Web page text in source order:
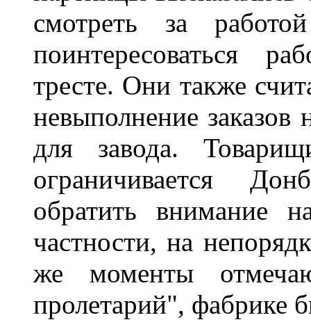
смотреть за
поинтересоваться
тресте. Они также
невыполнение заказов
для завода.
ограничивается
обратить внимание
частности, на
же моменты
пролетарий", фабрике